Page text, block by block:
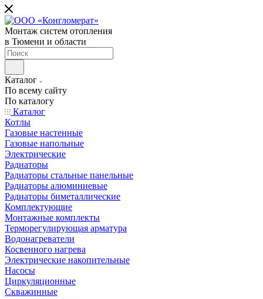
Монтаж систем отопления
в Тюмени и области
Каталог
По всему сайту
По каталогу
Каталог
Котлы
Газовые настенные
Газовые напольные
Электрические
Радиаторы
Радиаторы стальные панельные
Радиаторы алюминиевые
Радиаторы биметаллические
Комплектующие
Монтажные комплекты
Терморегулирующая арматура
Водонагреватели
Косвенного нагрева
Электрические накопительные
Насосы
Циркуляционные
Скважинные